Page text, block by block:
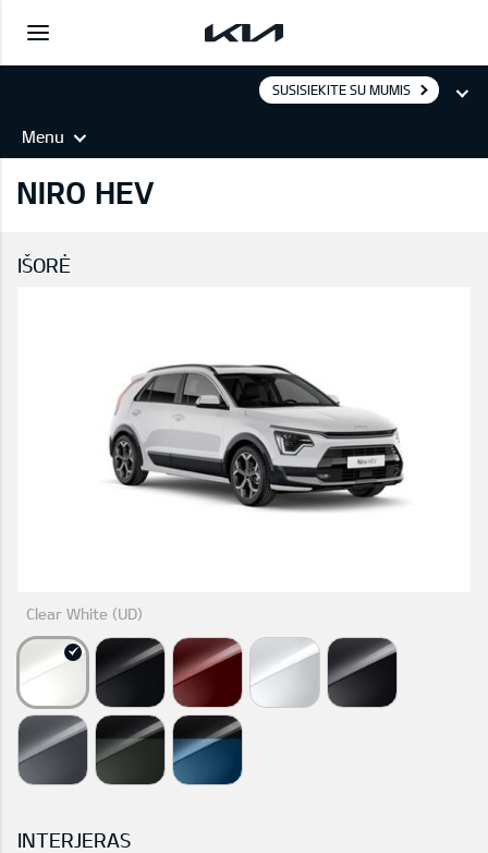
SUSISIEKITE SU MUMIS
Menu
NIRO HEV
IŠORĖ
Clear White (UD)
INTERJERAS